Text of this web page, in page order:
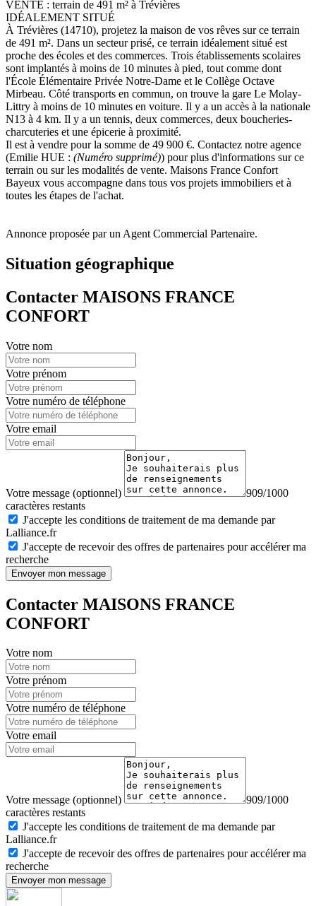
VENTE : terrain de 491 m² à Trévières
IDÉALEMENT SITUÉ
À Trévières (14710), projetez la maison de vos rêves sur ce terrain
de 491 m². Dans un secteur prisé, ce terrain idéalement situé est
proche des écoles et des commerces. Trois établissements scolaires
sont implantés à moins de 10 minutes à pied, tout comme dont
l'École Élémentaire Privée Notre-Dame et le Collège Octave
Mirbeau. Côté transports en commun, on trouve la gare Le Molay-
Littry à moins de 10 minutes en voiture. Il y a un accès à la nationale
N13 à 4 km. Il y a un tennis, deux commerces, deux boucheries-
charcuteries et une épicerie à proximité.
Il est à vendre pour la somme de 49 900 €. Contactez notre agence
(Emilie HUE : (Numéro supprimé)) pour plus d'informations sur ce
terrain ou sur les modalités de vente. Maisons France Confort
Bayeux vous accompagne dans tous vos projets immobiliers et à
toutes les étapes de l'achat.
Annonce proposée par un Agent Commercial Partenaire.
Situation géographique
Contacter MAISONS FRANCE
CONFORT
Votre nom
Votre prénom
Votre numéro de téléphone
Votre email
Votre message (optionnel)
909/1000
caractères restants
J'accepte les conditions de traitement de ma demande par
Lalliance.fr
J'accepte de recevoir des offres de partenaires pour accélérer ma
recherche
Envoyer mon message
Contacter MAISONS FRANCE
CONFORT
Votre nom
Votre prénom
Votre numéro de téléphone
Votre email
Votre message (optionnel)
909/1000
caractères restants
J'accepte les conditions de traitement de ma demande par
Lalliance.fr
J'accepte de recevoir des offres de partenaires pour accélérer ma
recherche
Envoyer mon message